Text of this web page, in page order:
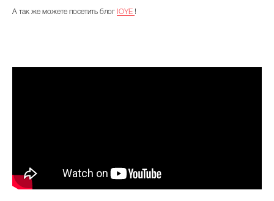
А так же можете посетить блог IOYE !